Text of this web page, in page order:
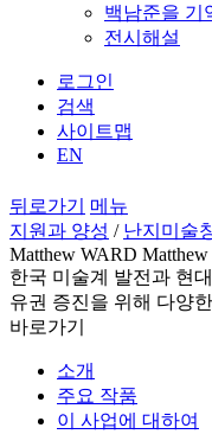
백남준을 기
전시해설
로그인
검색
사이트맵
EN
뒤로가기
메뉴
지원과 양성 / 난지미술
Matthew WARD
한국 미술계 발전과 현
유권 증진을 위해 다양
바로가기
소개
주요 작품
이 사업에 대하여